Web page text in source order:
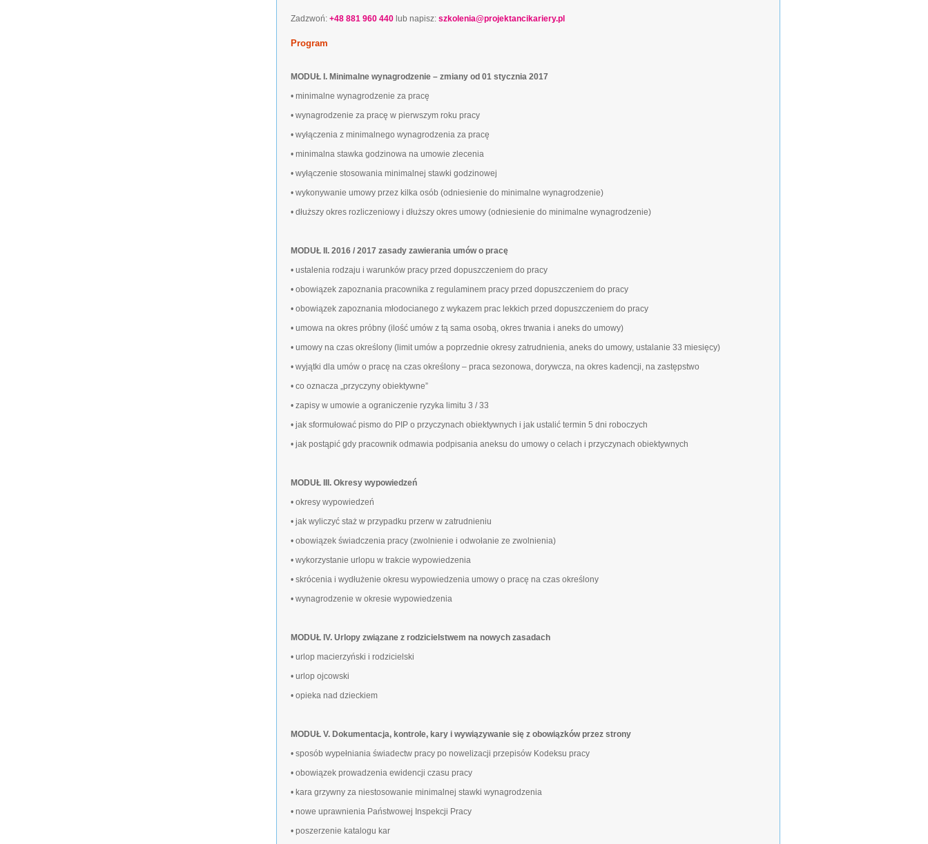
Zadzwoń: +48 881 960 440 lub napisz: szkolenia@projektancikariery.pl
Program
MODUŁ I. Minimalne wynagrodzenie – zmiany od 01 stycznia 2017
• minimalne wynagrodzenie za pracę
• wynagrodzenie za pracę w pierwszym roku pracy
• wyłączenia z minimalnego wynagrodzenia za pracę
• minimalna stawka godzinowa na umowie zlecenia
• wyłączenie stosowania minimalnej stawki godzinowej
• wykonywanie umowy przez kilka osób (odniesienie do minimalne wynagrodzenie)
• dłuższy okres rozliczeniowy i dłuższy okres umowy (odniesienie do minimalne wynagrodzenie)
MODUŁ II. 2016 / 2017 zasady zawierania umów o pracę
• ustalenia rodzaju i warunków pracy przed dopuszczeniem do pracy
• obowiązek zapoznania pracownika z regulaminem pracy przed dopuszczeniem do pracy
• obowiązek zapoznania młodocianego z wykazem prac lekkich przed dopuszczeniem do pracy
• umowa na okres próbny (ilość umów z tą sama osobą, okres trwania i aneks do umowy)
• umowy na czas określony (limit umów a poprzednie okresy zatrudnienia, aneks do umowy, ustalanie 33 miesięcy)
• wyjątki dla umów o pracę na czas określony – praca sezonowa, dorywcza, na okres kadencji, na zastępstwo
• co oznacza „przyczyny obiektywne”
• zapisy w umowie a ograniczenie ryzyka limitu 3 / 33
• jak sformułować pismo do PIP o przyczynach obiektywnych i jak ustalić termin 5 dni roboczych
• jak postąpić gdy pracownik odmawia podpisania aneksu do umowy o celach i przyczynach obiektywnych
MODUŁ III. Okresy wypowiedzeń
• okresy wypowiedzeń
• jak wyliczyć staż w przypadku przerw w zatrudnieniu
• obowiązek świadczenia pracy (zwolnienie i odwołanie ze zwolnienia)
• wykorzystanie urlopu w trakcie wypowiedzenia
• skrócenia i wydłużenie okresu wypowiedzenia umowy o pracę na czas określony
• wynagrodzenie w okresie wypowiedzenia
MODUŁ IV. Urlopy związane z rodzicielstwem na nowych zasadach
• urlop macierzyński i rodzicielski
• urlop ojcowski
• opieka nad dzieckiem
MODUŁ V. Dokumentacja, kontrole, kary i wywiązywanie się z obowiązków przez strony
• sposób wypełniania świadectw pracy po nowelizacji przepisów Kodeksu pracy
• obowiązek prowadzenia ewidencji czasu pracy
• kara grzywny za niestosowanie minimalnej stawki wynagrodzenia
• nowe uprawnienia Państwowej Inspekcji Pracy
• poszerzenie katalogu kar